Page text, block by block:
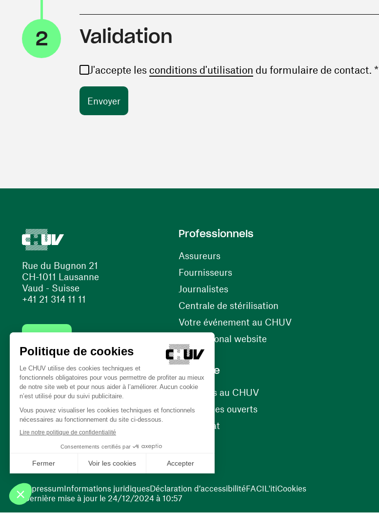
2 Validation
J'accepte les conditions d'utilisation (ouvre une nouvelle fenêtre)
du formulaire de contact. *
Rue du Bugnon 21
CH-1011 Lausanne
Vaud - Suisse
+41 21 314 11 11
(ouvre une nouvelle fenêtre)
(ouvre une nouvelle fenêtre)
Professionnels
Assureurs
Fournisseurs(ouvre une nouvelle fenêtre)
Journalistes
Centrale de stérilisation
Votre événement au CHUV(ouvre une nouvelle
International website
Carrière
Carrières au CHUV(ouvre une nouvelle fenêtre)
Nos postes ouverts(ouvre une nouvelle fenêtre)
Bénévolat
Dernière mise à jour le 24/12/2024 à 10:57
ImpressumInformations juridiquesDéclaration d’accessibilitéFACIL'itiCookies